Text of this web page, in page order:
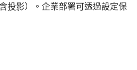
投影）。企業部署可透過設定保